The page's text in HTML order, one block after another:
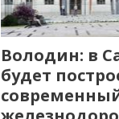
Володин: в
будет